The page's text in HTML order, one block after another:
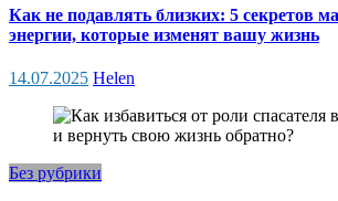
Как не подавлять близких: 5 секретов
энергии, которые изменят вашу жизнь
14.07.2025 Helen
Без рубрики